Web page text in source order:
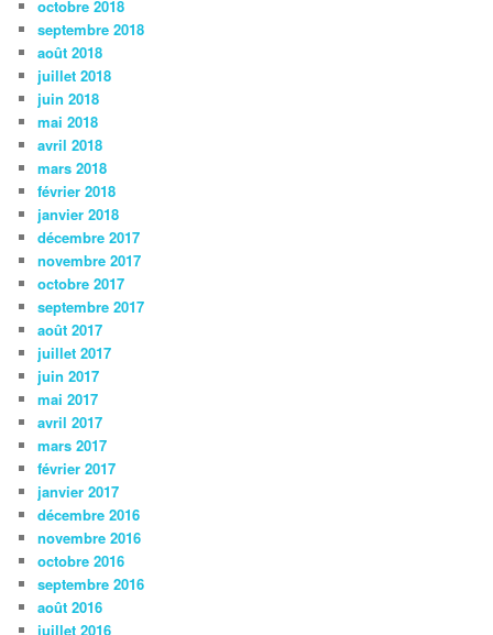
octobre 2018
septembre 2018
août 2018
juillet 2018
juin 2018
mai 2018
avril 2018
mars 2018
février 2018
janvier 2018
décembre 2017
novembre 2017
octobre 2017
septembre 2017
août 2017
juillet 2017
juin 2017
mai 2017
avril 2017
mars 2017
février 2017
janvier 2017
décembre 2016
novembre 2016
octobre 2016
septembre 2016
août 2016
juillet 2016